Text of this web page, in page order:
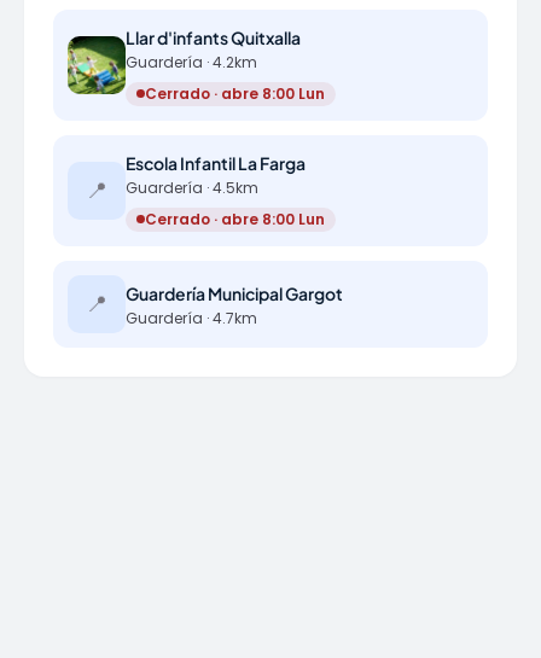
Llar d'infants Quitxalla
Guardería · 4.2km
Cerrado · abre 8:00 Lun
📍
Escola Infantil La Farga
Guardería · 4.5km
Cerrado · abre 8:00 Lun
📍 Guardería Municipal Gargot
Guardería · 4.7km